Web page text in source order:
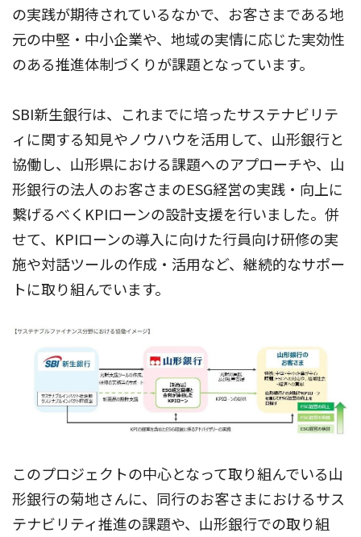
の実践が期待されているなかで、お客さまである地
元の中堅・中小企業や、地域の実情に応じた実効性
のある推進体制づくりが課題となっています。
SBI新生銀行は、これまでに培ったサステナビリテ
ィに関する知見やノウハウを活用して、山形銀行と
協働し、山形県における課題へのアプローチや、山
形銀行の法人のお客さまのESG経営の実践・向上に
繋げるべくKPIローンの設計支援を行いました。併
せて、KPIローンの導入に向けた行員向け研修の実
施や対話ツールの作成・活用など、継続的なサポー
トに取り組んでいます。
このプロジェクトの中心となって取り組んでいる山
形銀行の菊地さんに、同行のお客さまにおけるサス
テナビリティ推進の課題や、山形銀行での取り組